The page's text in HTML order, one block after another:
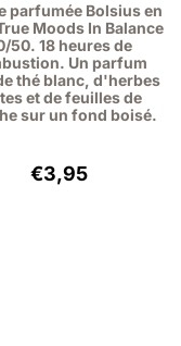
parfumée Bolsius en
Moods In Balance
50. 18 heures de
Un parfum
thé blanc, d'herbes
et de feuilles de
sur un fond boisé.
Prix: 3,95, hors
€3,95